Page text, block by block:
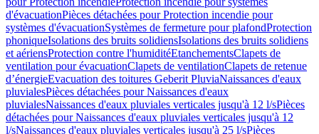
d'évacuationPièces détachées pour Protection incendie pour
systèmes d'évacuationSystèmes de fermeture pour plafondProtection
phoniqueIsolations des bruits solidiensIsolations des bruits solidiens
et aériensProtection contre l'humiditéEtanchementsClapets de
ventilation pour évacuationClapets de ventilationClapets de retenue
d’énergieEvacuation des toitures Geberit PluviaNaissances d'eaux
pluvialesPièces détachées pour Naissances d'eaux
pluvialesNaissances d'eaux pluviales verticales jusqu'à 12 l/sPièces
détachées pour Naissances d'eaux pluviales verticales jusqu'à 12
l/sNaissances d'eaux pluviales verticales jusqu'à 25 l/sPièces